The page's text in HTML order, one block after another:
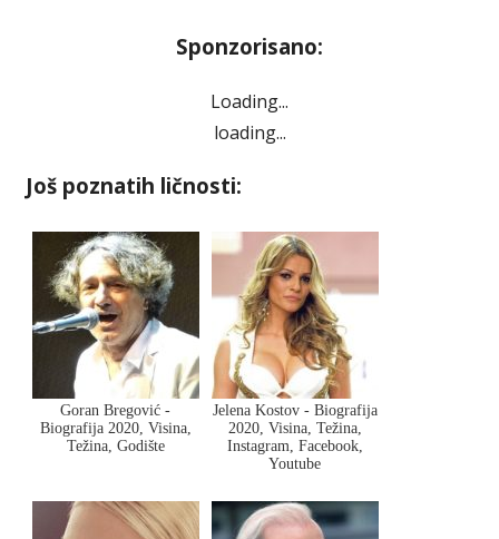
Sponzorisano:
Loading...
loading...
Još poznatih ličnosti:
Goran Bregović -
Biografija 2020, Visina,
Težina, Godište
Jelena Kostov - Biografija
2020, Visina, Težina,
Instagram, Facebook,
Youtube